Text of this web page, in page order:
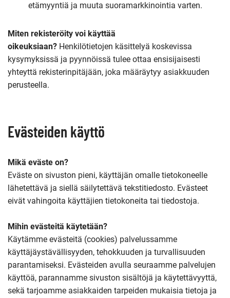
etämyyntiä ja muuta suoramarkkinointia varten.
Miten rekisteröity voi käyttää
oikeuksiaan? Henkilötietojen käsittelyä koskevissa
kysymyksissä ja pyynnöissä tulee ottaa ensisijaisesti
yhteyttä rekisterinpitäjään, joka määräytyy asiakkuuden
perusteella.
Evästeiden käyttö
Mikä eväste on?
Eväste on sivuston pieni, käyttäjän omalle tietokoneelle
lähetettävä ja siellä säilytettävä tekstitiedosto. Evästeet
eivät vahingoita käyttäjien tietokoneita tai tiedostoja.
Mihin evästeitä käytetään?
Käytämme evästeitä (cookies) palvelussamme
käyttäjäystävällisyyden, tehokkuuden ja turvallisuuden
parantamiseksi. Evästeiden avulla seuraamme palvelujen
käyttöä, parannamme sivuston sisältöjä ja käytettävyyttä,
sekä tarjoamme asiakkaiden tarpeiden mukaisia tietoja ja